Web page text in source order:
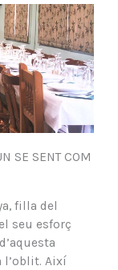
SE SENT COM
filla del
seu esforç
l’oblit. Així